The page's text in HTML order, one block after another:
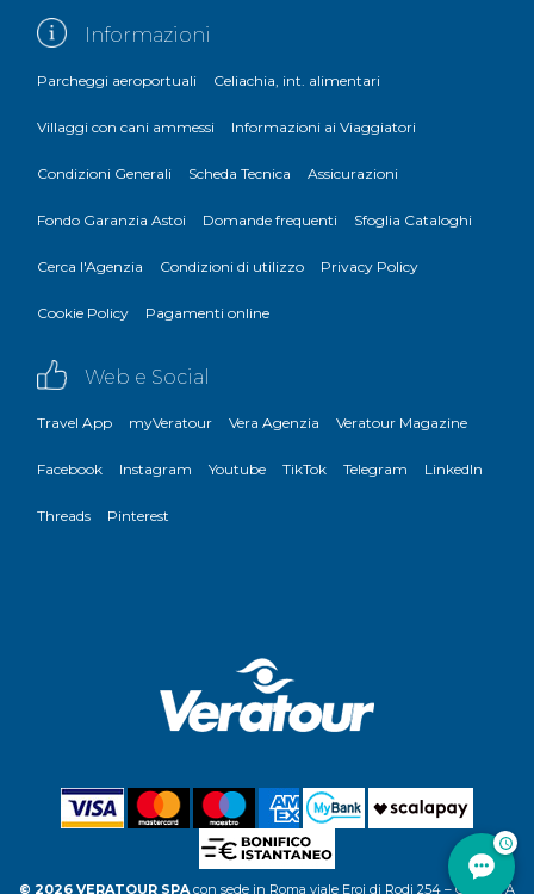
Informazioni
Parcheggi aeroportuali Celiachia, int. alimentari
Villaggi con cani ammessi Informazioni ai Viaggiatori
Condizioni Generali Scheda Tecnica Assicurazioni
Fondo Garanzia Astoi Domande frequenti Sfoglia Cataloghi
Cerca l'Agenzia Condizioni di utilizzo Privacy Policy
Cookie Policy Pagamenti online
Web e Social
Travel App myVeratour Vera Agenzia Veratour Magazine
Facebook Instagram Youtube TikTok Telegram LinkedIn
Threads Pinterest
© 2026 VERATOUR SPAcon sede in Roma viale Eroi di Rodi 254 – C.F. P.IVA